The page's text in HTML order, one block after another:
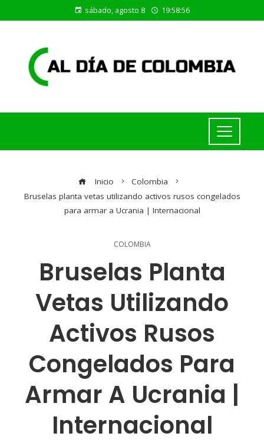
sábado, agosto 8 19:58:57
Inicio
Colombia
Bruselas planta vetas utilizando activos rusos congelados
para armar a Ucrania | Internacional
COLOMBIA
Bruselas Planta
Vetas Utilizando
Activos Rusos
Congelados Para
Armar A Ucrania |
Internacional